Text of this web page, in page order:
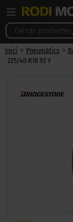
Inici > Pneumàtics >
225/40 R18 92 Y